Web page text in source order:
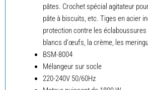
pâtes. Crochet spécial agitateur
pâte à biscuits, etc. Tiges en acier
protection contre les
blancs d’œufs, la crème, les
BSM-8004
Mélangeur sur socle
220-240V 50/60Hz